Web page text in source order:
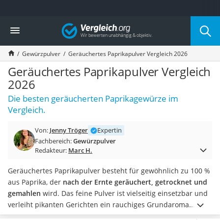
Die beliebtesten Vergleiche nach Kategorie
Lebensmittel
Schwarzkümmelöl
Knäckebrot
Schwarzkümmelöl-Kapseln
Manukahonig
Eiklar
Astronautenkost
Balsamico-Essig
Sardinen
Honig
Eiskaffee-Pulver
Irischer Whiskey
Grapefruitkernextrakt
Matcha-Set
Sojasauce
Vergleich
Gewürzpulver Geräuchertes Paprikapulver Vergleich 2026
Geräuchertes Paprikapulver Vergleich
2026
Die besten geräucherten Paprikagewürze im
Vergleich.
Von: Jenny Tröger
Expertin
Fachbereich:Gewürzpulver
Redakteur: Marc H.
Geräuchertes Paprikapulver besteht für gewöhnlich zu 100 %
aus Paprika, der nach der Ernte geräuchert, getrocknet und
gemahlen wird. Das feine Pulver ist vielseitig einsetzbar und
verleiht pikanten Gerichten ein rauchiges Grundaroma.
Beachten Sie bei ersten Koch-Tests, dass Sie das geräucherte